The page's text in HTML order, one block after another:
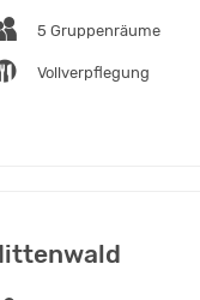
5 Gruppenräume
Vollverpflegung